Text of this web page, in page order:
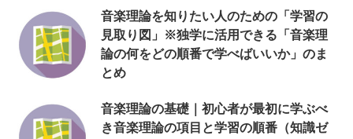
音楽理論を知りたい人のための「学習の
見取り図」※独学に活用できる「音楽理
論の何をどの順番で学べばいいか」のま
とめ
音楽理論の基礎｜初心者が最初に学ぶべ
き音楽理論の項目と学習の順番（知識ゼ